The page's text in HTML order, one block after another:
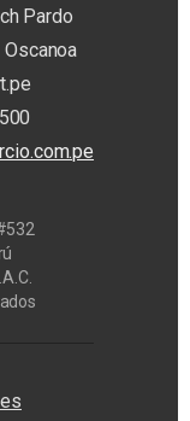
Pardo
Oscanoa